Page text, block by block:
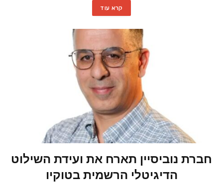
קרא עוד
חברת נוביסיין תארח את ועידת השילוט
הדיגיטלי הרשמית בטוקיו